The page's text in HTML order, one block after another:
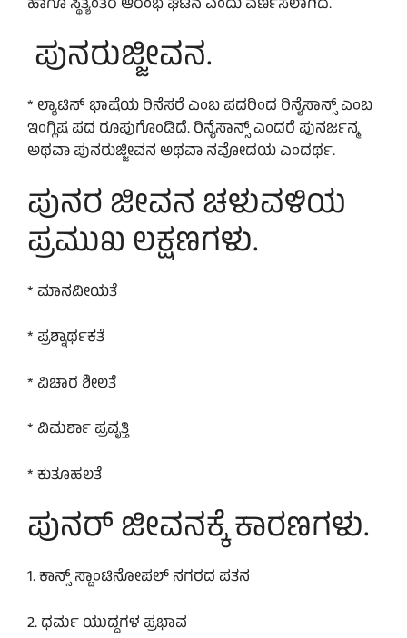
ಪುನರುಜ್ಜೀವನ.
* ಲ್ಯಾಟಿನ್ ಭಾಷೆಯ ರಿನೆಸರೆ ಎಂಬ ಪದರಿಂದ ರಿನೈಸಾನ್ಸ್ ಎಂಬ
ಇಂಗ್ಲಿಷ ಪದ ರೂಪುಗೊಂಡಿದೆ. ರಿನೈಸಾನ್ಸ್ ಎಂದರೆ ಪುನರ್ಜನ್ಮ
ಅಥವಾ ಪುನರುಜ್ಜೀವನ ಅಥವಾ ನವೋದಯ ಎಂದರ್ಥ.
ಪುನರ ಜೀವನ ಚಳುವಳಿಯ
ಪ್ರಮುಖ ಲಕ್ಷಣಗಳು.
* ಮಾನವೀಯತೆ
* ಪ್ರಶ್ನಾರ್ಥಕತೆ
* ವಿಚಾರ ಶೀಲತೆ
* ವಿಮರ್ಶಾ ಪ್ರವೃತ್ತಿ
* ಕುತೂಹಲತೆ
ಪುನರ್ ಜೀವನಕ್ಕೆ ಕಾರಣಗಳು.
1. ಕಾನ್ಸ್ ಸ್ಟಾಂಟಿನೋಪಲ್ ನಗರದ ಪತನ
2. ಧರ್ಮ ಯುದ್ದಗಳ ಪ್ರಭಾವ